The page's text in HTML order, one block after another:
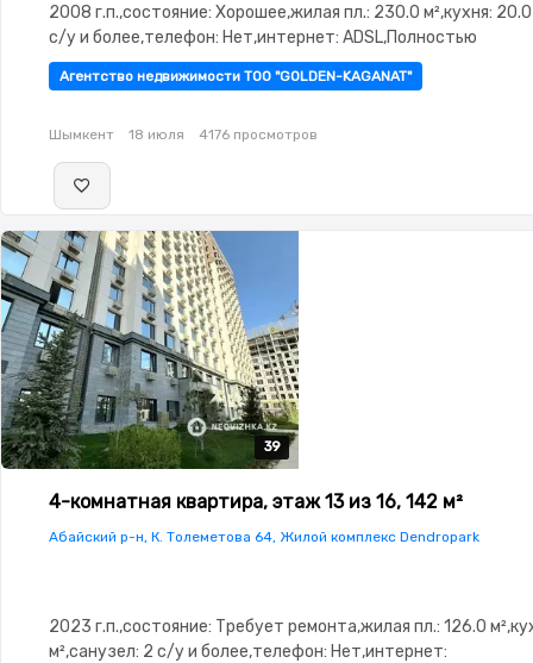
2008 г.п.,состояние: Хорошее,жилая пл.: 230.0 м²,кухня:
с/у и более,телефон: Нет,интернет: ADSL,Полностью
меблирована,Полностью меблирована,потолки: 3.0,паркинг:
Паркинг,Охрана,Домофон,Неугловая,Тихий двор
Агентство недвижимости ТОО "GOLDEN-KAGANAT"
Шымкент 18 июля 4176 просмотров
39
39
39
39
39
4-комнатная квартира, этаж 13 из 16, 142 м²
Абайский р-н, К. Толеметова 64, Жилой комплекс Dendropark
2023 г.п.,состояние: Требует ремонта,жилая пл.: 126.0
м²,санузел: 2 с/у и более,телефон: Нет,интернет: